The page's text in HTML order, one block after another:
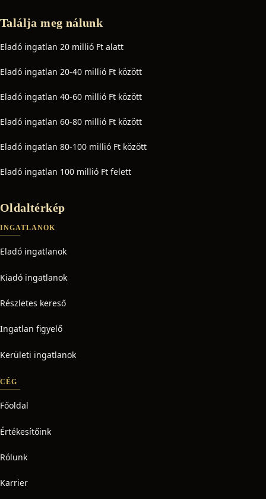
Találja meg nálunk
Eladó ingatlan 20 millió Ft alatt
Eladó ingatlan 20-40 millió Ft között
Eladó ingatlan 40-60 millió Ft között
Eladó ingatlan 60-80 millió Ft között
Eladó ingatlan 80-100 millió Ft között
Eladó ingatlan 100 millió Ft felett
Oldaltérkép
INGATLANOK
Eladó ingatlanok
Kiadó ingatlanok
Részletes kereső
Ingatlan figyelő
Kerületi ingatlanok
CÉG
Főoldal
Értékesítőink
Rólunk
Karrier